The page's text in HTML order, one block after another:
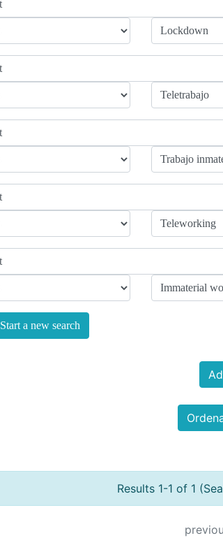
Start a new search
Results 1-1 of 1